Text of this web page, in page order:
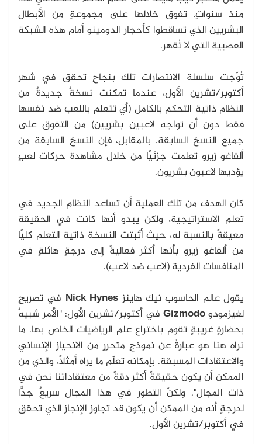
منذ سنواتٍ، تفوق خلالها على مجموعةٍ من الأبطال
البشريين الذي تساقطوا كأحجار الدومينو أمام هذه الشبكة
العصبية التي لا تُقهر.
تُوّجت سلسلة الانتصارات تلك بنجاحٍ تحقق في شهر
أكتوبر/تشرين الأول، عندما تمكنت نسخةٌ جديدةٌ من
النظام ذاتية التحكم بالكامل (أي تتعلم باللعب ضد نفسها
فقط دون أن تواجه لاعبين بشريين) من التفوق على
جميع النسخ السابقة. بالمقابل، فإن النسخ السابقة من
ألفاغو زيرو تعلمت جزئيًا من خلال مشاهدة حركات لعبٍ
يؤديها لاعبون بشريون.
كان الهدف من تلك العملية أن تساعد النظام الجديد في
تعلم الاستراتيجية، ولكن يبدو أنها كانت في الحقيقة
معيقةً بالنسبة له، حيث أثبتت النسخة ذاتية التعلم كليًا
من ألفاغو زيرو بأنها أكثر فعاليةً إلى درجةٍ هائلةٍ في
المنافسات الفردية (لاعب ضد لاعب).
يقول عالم الحاسوب نيك هاينز Nick Hynes في تصريحٍ
لغيزمودوGizmodo في أكتوبر/تشرين الأول: "الأمر شبيهٌ
بحضارةٍ غريبةٍ تقوم باختراع علم الرياضيات الخاص بها. ما
نراه هنا هو عبارةٌ عن نموذجٍ متحررٍ من الانحياز الإنساني
والاعتقادات المسبقة. بإمكانه تعلّم ما يراه أمثلًا، والذي من
الممكن أن يكون حقيقةً أكثر دقةً من معتقاداتنا نحن في
ذات المجال". ولكنّ التطور في هذا المجال سريعٌ جدًّا
لدرجةٍ أنه من الممكن أن يكون قد تجاوز الإنجاز الذي تحقق
في أكتوبر/تشرين الأول.